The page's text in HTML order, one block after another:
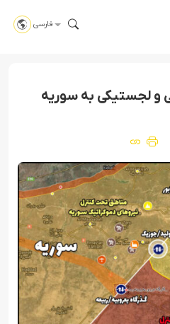
فارسی
و لجستیکی به سوریه